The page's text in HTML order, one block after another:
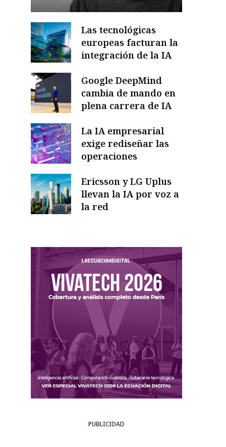
Las tecnológicas
europeas facturan la
integración de la IA
Google DeepMind
cambia de mando en
plena carrera de IA
La IA empresarial
exige rediseñar las
operaciones
Ericsson y LG Uplus
llevan la IA por voz a
la red
PUBLICIDAD